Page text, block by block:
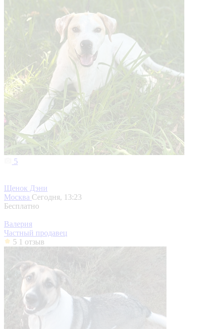
5
Щенок Дэни
Москва Сегодня, 13:23
Бесплатно
Валерия
Частный продавец
5 1 отзыв